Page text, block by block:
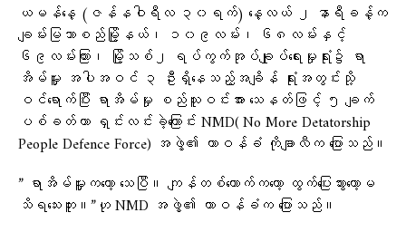
ယမန်နေ့ (ဇန်နဝါရီလ ၃၀ရက်) နေ့လယ် ၂ နာရီခန့်က
ချမ်းမြသာစည်မြို့နယ်၊ ၁၀၉လမ်း၊ ၆၈လမ်းနှင့်
၆၉လမ်းကြား၊ မြို့သစ်၂ ရပ်ကွက်အုပ်ချုပ်ရေးမှုးရုံး၌ ရာ
အိမ်မှူး အပါအဝင် ၃ ဦးရှိနေသည့်အချိန် ရုံးအတွင်းသို့
ဝင်ရောက်ပြီး ရာအိမ်မှုး စည်သူဝင်းအား သေနတ်ဖြင့် ၅ ချက်
ပစ်ခတ်ကာ ရှင်းလင်းခဲ့ကြောင်း NMD( No More Detatorship
People Defence Force) အဖွဲ့၏ တာဝန်ခံ ကိုချာလီက ပြောသည်။
” ရာအိမ်မှူးကတော့ သေပြီ။ ကျန်တစ်ယောက်ကတော့ ထွက်ပြေးသွားတော့မ
သိရသေးဘူး။”ဟု NMD အဖွဲ့၏ တာဝန်ခံက ပြောသည်။